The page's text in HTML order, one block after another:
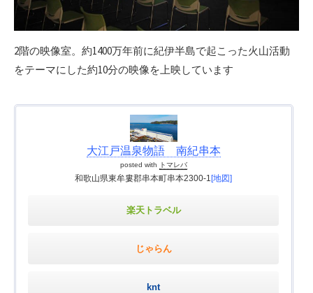
2階の映像室。約1400万年前に紀伊半島で起こった火山活動
をテーマにした約10分の映像を上映しています
大江戸温泉物語 南紀串本
posted with トマレバ
和歌山県東牟婁郡串本町串本2300-1[地図]
楽天トラベル
じゃらん
knt